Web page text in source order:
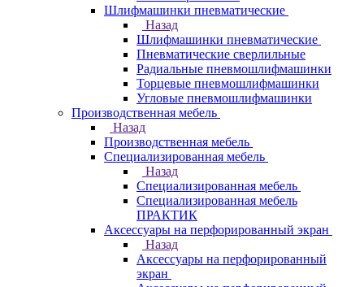
Шлифмашинки пневматические
Назад
Шлифмашинки пневматические
Пневматические сверлильные
Радиальные пневмошлифмашинки
Торцевые пневмошлифмашинки
Угловые пневмошлифмашинки
Производственная мебель
Назад
Производственная мебель
Cпециализированная мебель
Назад
Cпециализированная мебель
Специализированная мебель
ПРАКТИК
Аксессуары на перфорированный экран
Назад
Аксессуары на перфорированный
экран